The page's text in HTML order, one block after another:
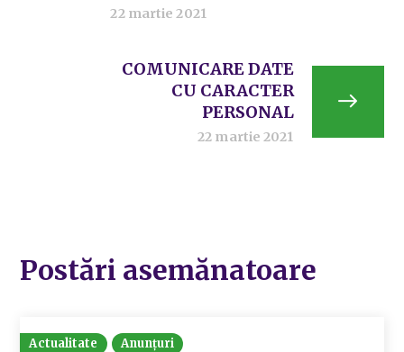
22 martie 2021
COMUNICARE DATE
CU CARACTER
PERSONAL
22 martie 2021
Postări asemănatoare
Actualitate Anunțuri